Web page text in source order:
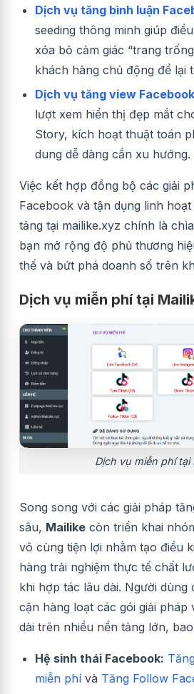
Dịch vụ tăng bình luận
seeding thông minh giúp
xóa bỏ cảm giác “trang
khách hàng chủ động để lại
Dịch vụ tăng view
lượt xem hiển thị đẹp mắt
Story, kích hoạt thuật toán
dung dễ dàng cắn xu hướng.
Việc kết hợp đồng bộ các giải
Facebook và tận dụng linh
tảng tại mailike.xyz chính là
bạn mở rộng độ phủ thương
thế và bứt phá doanh số trên
Dịch vụ miễn phí tại
Dịch vụ miễn phí tại
Song song với các giải pháp
sâu, Mailike còn triển khai
vô cùng tiện lợi nhằm tạo điều
hàng trải nghiệm thực tế chất
khi hợp tác lâu dài. Người dùng
cận hàng loạt các gói giải pháp
dài trên nhiều nền tảng lớn,
Hệ sinh thái Facebook:
miễn phívà Tăng Follow